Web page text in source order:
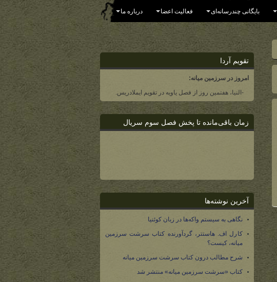
بایگانی چندرسانه‌ای فعالیت اعضا درباره ما
تقویم آردا
امروز در سرزمین میانه:
-النیا، هفتمین روز از فصل یاویه در تقویم ایملادریس.
زمان باقی‌مانده تا پخش فصل سوم سریال
آخرین نوشته‌ها
نگاهی به سیستم واکه‌ها در زبان کوئنیا
کارل اف. هاستتر، گردآورنده کتاب سرشت سرزمین
میانه، کیست؟
شرح مطالب درون کتاب سرشت سرزمین میانه
کتاب «سرشت سرزمین میانه» منتشر شد